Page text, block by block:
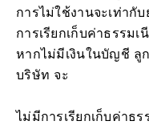
การไม่ใช้งานจะเท่ากั
การเรียกเก็บค่าธรรม
หากไม่มีเงินในบัญชี ลู
บริษัท จะ
ไม่มีการเรียกเก็บค่าธ